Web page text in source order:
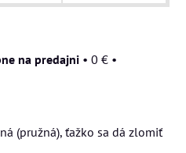
na predajni • 0 € •
(pružná), ťažko sa dá zlomiť